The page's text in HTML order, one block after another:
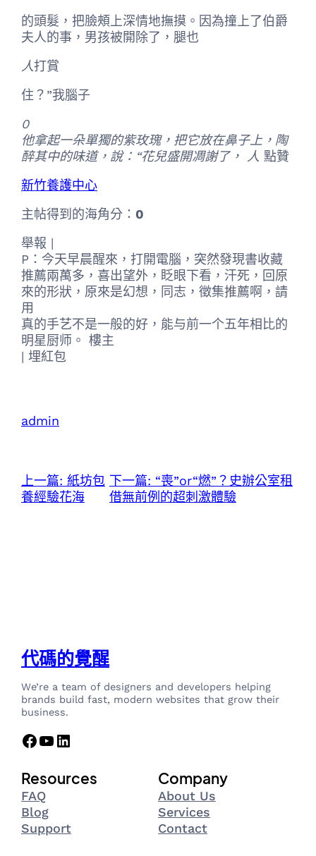
的頭髮，把臉頰上深情地撫摸。因為撞上了伯爵
夫人的事，男孩被開除了，腿也
人打賞
住？”我腦子
0
他拿起一朵單獨的紫玫瑰，把它放在鼻子上，陶
醉其中的味道，說：“花兒盛開凋謝了， 人 點贊
新竹養護中心
主帖得到的海角分： 0
舉報 |
P：今天早晨醒來，打開電腦，突然發現書收藏
推薦兩萬多，喜出望外，眨眼下看，汗死，回原
來的形狀，原來是幻想，同志，徵集推薦啊，請
用
真的手艺不是一般的好，能与前一个五年相比的
明星厨师。 樓主
| 埋紅包
admin
上一篇: 紙坊包
養經驗花海
下一篇: “喪”or“燃”？史辦公室租
借無前例的超刺激體驗
代碼的覺醒
We’re a team of designers and developers helping
brands build fast, modern websites that grow their
business.
Facebook YouTube LinkedIn
Resources
FAQ
Blog
Support
Company
About Us
Services
Contact